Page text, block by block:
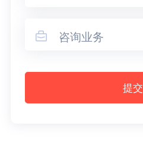
 咨询业务
提交